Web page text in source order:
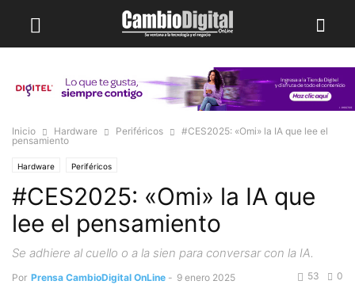
Inicio Hardware Periféricos
#CES2025: «Omi» la IA que lee el
pensamiento
Hardware Periféricos
#CES2025: «Omi» la IA que
lee el pensamiento
Se adhiere al cuello o a la sien para conversar con la IA.
Por Prensa CambioDigital OnLine - 9 enero 2025 0
53